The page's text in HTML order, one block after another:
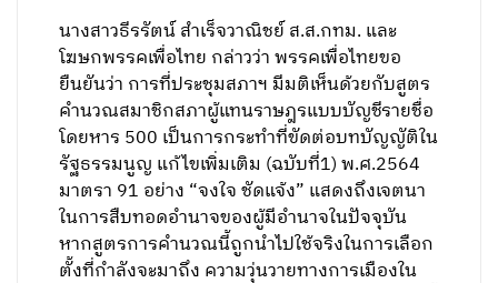
นางสาวธีรรัตน์ สำเร็จวาณิชย์ ส.ส.กทม. และ
โฆษกพรรคเพื่อไทย กล่าวว่า พรรคเพื่อไทยขอ
ยืนยันว่า การที่ประชุมสภาฯ มีมติเห็นด้วยกับสูตร
คำนวณสมาชิกสภาผู้แทนราษฎรแบบบัญชีรายชื่อ
โดยหาร 500 เป็นการกระทำที่ขัดต่อบทบัญญัติใน
รัฐธรรมนูญ แก้ไขเพิ่มเติม (ฉบับที่1) พ.ศ.2564
มาตรา 91 อย่าง “จงใจ ชัดแจ้ง” แสดงถึงเจตนา
ในการสืบทอดอำนาจของผู้มีอำนาจในปัจจุบัน
หากสูตรการคำนวณนี้ถูกนำไปใช้จริงในการเลือก
ตั้งที่กำลังจะมาถึง ความวุ่นวายทางการเมืองใน